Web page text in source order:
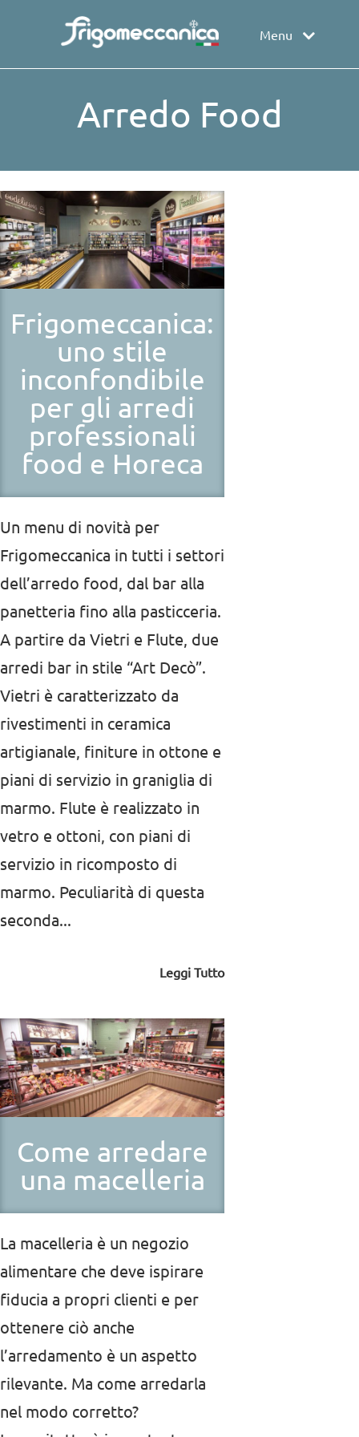
Menu
Arredo Food
Frigomeccanica:
uno stile
inconfondibile
per gli arredi
professionali
food e Horeca
Un menu di novità per
Frigomeccanica in tutti i settori
dell’arredo food, dal bar alla
panetteria fino alla pasticceria.
A partire da Vietri e Flute, due
arredi bar in stile “Art Decò”.
Vietri è caratterizzato da
rivestimenti in ceramica
artigianale, finiture in ottone e
piani di servizio in graniglia di
marmo. Flute è realizzato in
vetro e ottoni, con piani di
servizio in ricomposto di
marmo. Peculiarità di questa
seconda...
Leggi Tutto
Come arredare
una macelleria
La macelleria è un negozio
alimentare che deve ispirare
fiducia a propri clienti e per
ottenere ciò anche
l’arredamento è un aspetto
rilevante. Ma come arredarla
nel modo corretto?